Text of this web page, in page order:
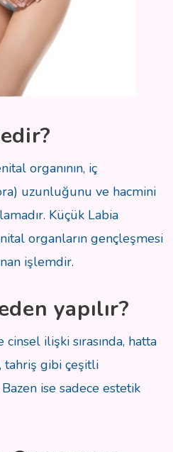
organının, iç
uzunluğunu ve hacmini
Küçük Labia
organların gençleşmesi
işlemdir.
yapılır?
ilişki sırasında, hatta
tahriş gibi çeşitli
ise sadece estetik